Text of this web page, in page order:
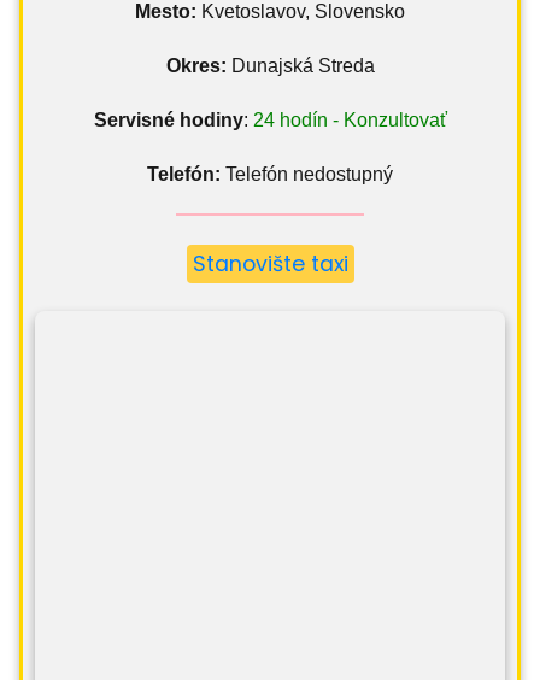
Mesto: Kvetoslavov, Slovensko
Okres: Dunajská Streda
Servisné hodiny: 24 hodín - Konzultovať
Telefón: Telefón nedostupný
Stanovište taxi